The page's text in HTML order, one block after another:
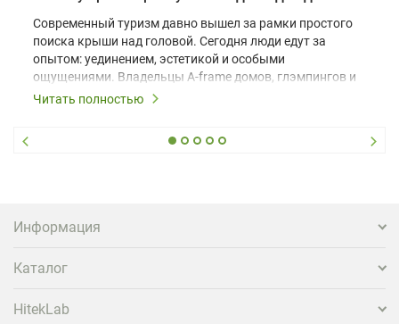
Современный туризм давно вышел за рамки простого
поиска крыши над головой. Сегодня люди едут за
опытом: уединением, эстетикой и особыми
ощущениями. Владельцы A-frame домов, глэмпингов и
шале понимают, что конкуренция растет, и
вернуться и поделиться впечатлениями в соцсетях,
проектора.
Читать полностью
Информация
Каталог
HitekLab